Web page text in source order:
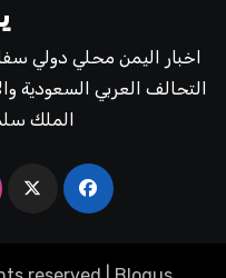
اخبار اليمن محلي دولي
التحالف العربي السعودية
الملك